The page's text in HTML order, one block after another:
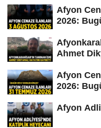
Afyon
2026:
Ahmet
Afyon
2026:
Afyon